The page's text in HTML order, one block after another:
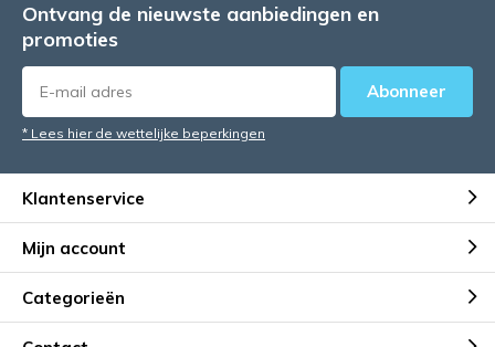
Ontvang de nieuwste aanbiedingen en
promoties
Abonneer
* Lees hier de wettelijke beperkingen
Klantenservice
Mijn account
Categorieën